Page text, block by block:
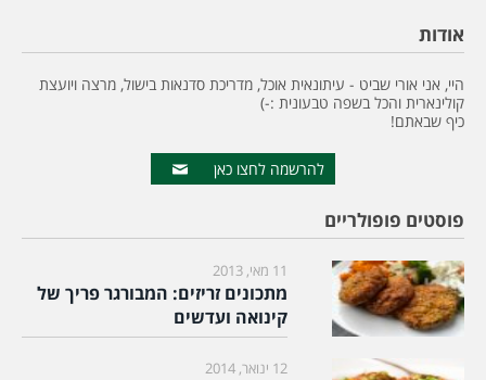
אודות
היי, אני אורי שביט - עיתונאית אוכל, מדריכת סדנאות בישול, מרצה ויועצת
קולינארית והכל בשפה טבעונית :-)
כיף שבאתם!
להרשמה לחצו כאן
פוסטים פופולריים
11 מאי, 2013
מתכונים זריזים: המבורגר פריך של
קינואה ועדשים
12 ינואר, 2014